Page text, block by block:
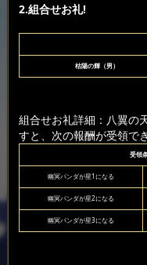
2.組合せお礼!
枯陽の輝（男）
組合せお礼詳細：八翼の
すと、次の報酬が受領で
受領
幽冥パンダが星1になる
幽冥パンダが星2になる
幽冥パンダが星3になる